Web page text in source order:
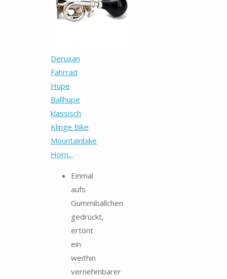
Deruxan
Fahrrad
Hupe
Ballhupe
klassisch
Klinge Bike
Mountainbike
Horn...
Einmal
aufs
Gummibällchen
gedrückt,
ertönt
ein
weithin
vernehmbarer